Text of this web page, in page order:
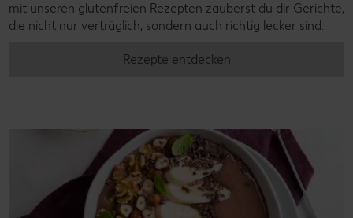
mit unseren glutenfreien Rezepten zauberst du dir Gerichte,
die nicht nur verträglich, sondern auch richtig lecker sind.
Rezepte entdecken